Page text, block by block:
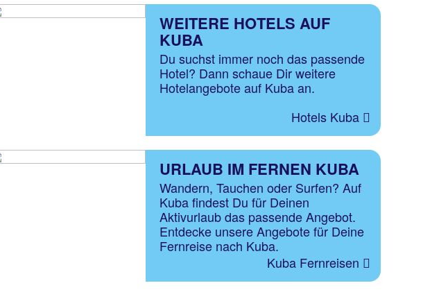
WEITERE HOTELS AUF
KUBA
Du suchst immer noch das passende
Hotel? Dann schaue Dir weitere
Hotelangebote auf Kuba an.
Hotels Kuba
URLAUB IM FERNEN KUBA
Wandern, Tauchen oder Surfen? Auf
Kuba findest Du für Deinen
Aktivurlaub das passende Angebot.
Entdecke unsere Angebote für Deine
Fernreise nach Kuba.
Kuba Fernreisen